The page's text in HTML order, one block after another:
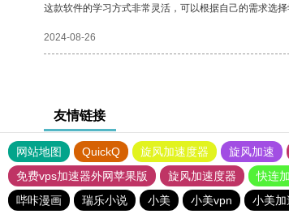
这款软件的学习方式非常灵活，可以根据自己的需求选择
2024-08-26
友情链接
网站地图 QuickQ 旋风加速度器 旋风加速
免费vps加速器外网苹果版
旋风加速度器 快连
哔咔漫画
瑞乐小说 小美 小美vpn 小美加